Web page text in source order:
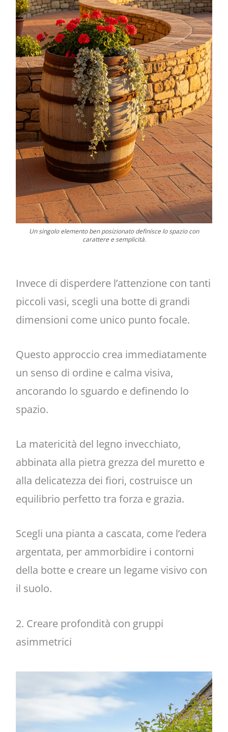
Un singolo elemento ben posizionato definisce lo spazio con
carattere e semplicità.
Invece di disperdere l’attenzione con tanti
piccoli vasi, scegli una botte di grandi
dimensioni come unico punto focale.
Questo approccio crea immediatamente
un senso di ordine e calma visiva,
ancorando lo sguardo e definendo lo
spazio.
La matericità del legno invecchiato,
abbinata alla pietra grezza del muretto e
alla delicatezza dei fiori, costruisce un
equilibrio perfetto tra forza e grazia.
Scegli una pianta a cascata, come l’edera
argentata, per ammorbidire i contorni
della botte e creare un legame visivo con
il suolo.
2. Creare profondità con gruppi
asimmetrici